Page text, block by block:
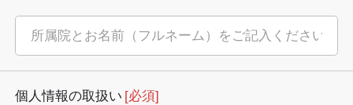
個人情報の取扱い [必須]